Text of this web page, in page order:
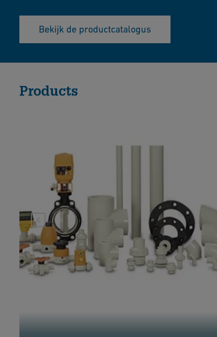
Bekijk de productcatalogus
Products